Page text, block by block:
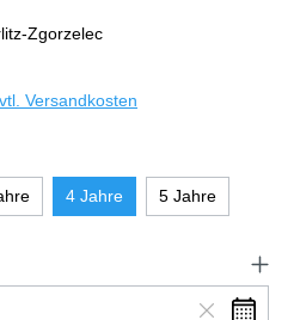
Zgorzelec
Versandkosten
4 Jahre 5 Jahre